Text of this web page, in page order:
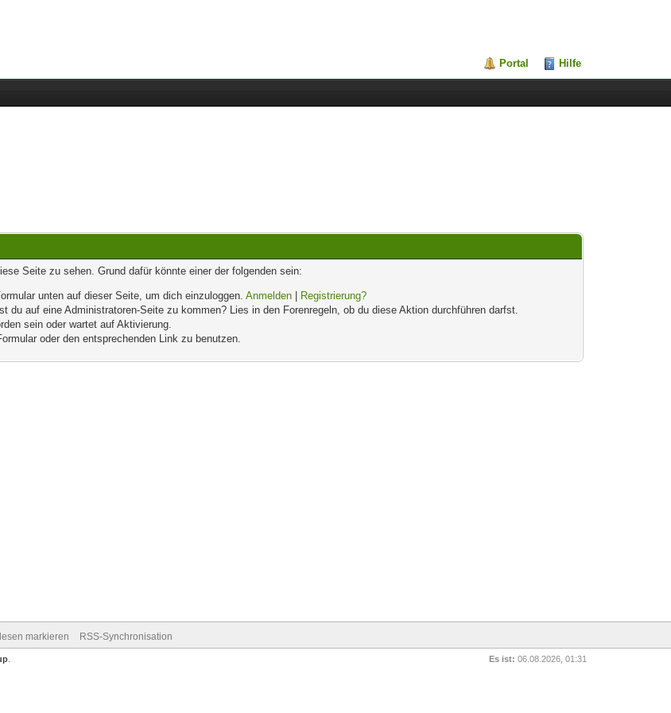
Portal Hilfe
Seite zu sehen. Grund dafür könnte einer der folgenden sein:
unten auf dieser Seite, um dich einzuloggen.Anmelden
Registrierung?
du auf eine Administratoren-Seite zu kommen? Lies in den Forenregeln, ob du diese Aktion durchführen darfst.
sein oder wartet auf Aktivierung.
oder den entsprechenden Link zu benutzen.
markieren RSS-Synchronisation
Es ist: 06.08.2026, 01:31
.